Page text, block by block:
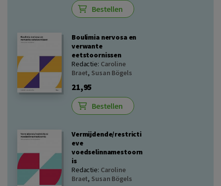
Bestellen
Boulimia nervosa en
verwante
eetstoornissen
Redactie: Caroline
Braet, Susan Bögels
21,95
Bestellen
Vermijdende/restricti
eve
voedselinnamestoorn
is
Redactie: Caroline
Braet, Susan Bögels